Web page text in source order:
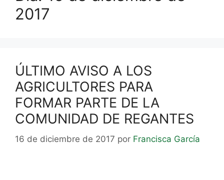
2017
ÚLTIMO AVISO A LOS
AGRICULTORES PARA
FORMAR PARTE DE LA
COMUNIDAD DE REGANTES
16 de diciembre de 2017 por Francisca García